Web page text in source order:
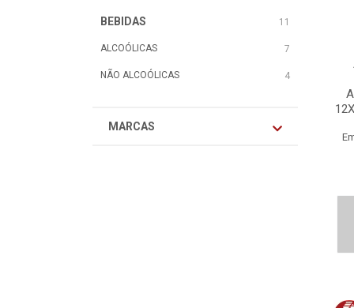
BEBIDAS 11
ALCOÓLICAS 7
NÃO ALCOÓLICAS 4
MARCAS